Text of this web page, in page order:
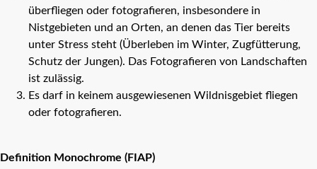
überfliegen oder fotografieren, insbesondere in
Nistgebieten und an Orten, an denen das Tier bereits
unter Stress steht (Überleben im Winter, Zugfütterung,
Schutz der Jungen). Das Fotografieren von Landschaften
ist zulässig.
Es darf in keinem ausgewiesenen Wildnisgebiet fliegen
oder fotografieren.
Definition Monochrome (FIAP)